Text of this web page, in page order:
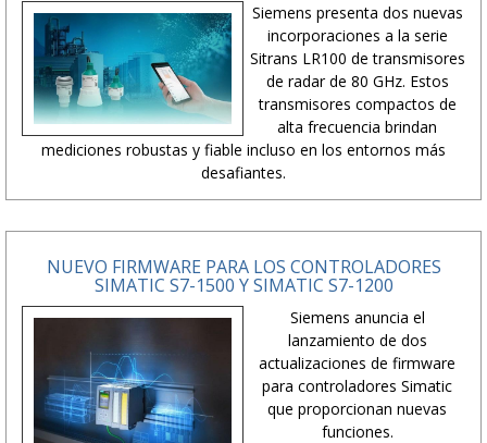
Siemens presenta dos nuevas
incorporaciones a la serie
Sitrans LR100 de transmisores
de radar de 80 GHz. Estos
transmisores compactos de
alta frecuencia brindan
mediciones robustas y fiable incluso en los entornos más
desafiantes.
NUEVO FIRMWARE PARA LOS CONTROLADORES
SIMATIC S7-1500 Y SIMATIC S7-1200
Siemens anuncia el
lanzamiento de dos
actualizaciones de firmware
para controladores Simatic
que proporcionan nuevas
funciones.